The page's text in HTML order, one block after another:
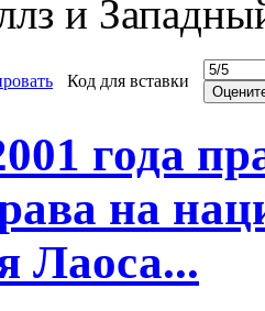
и
Код для вставки
года
на
Лаоса...